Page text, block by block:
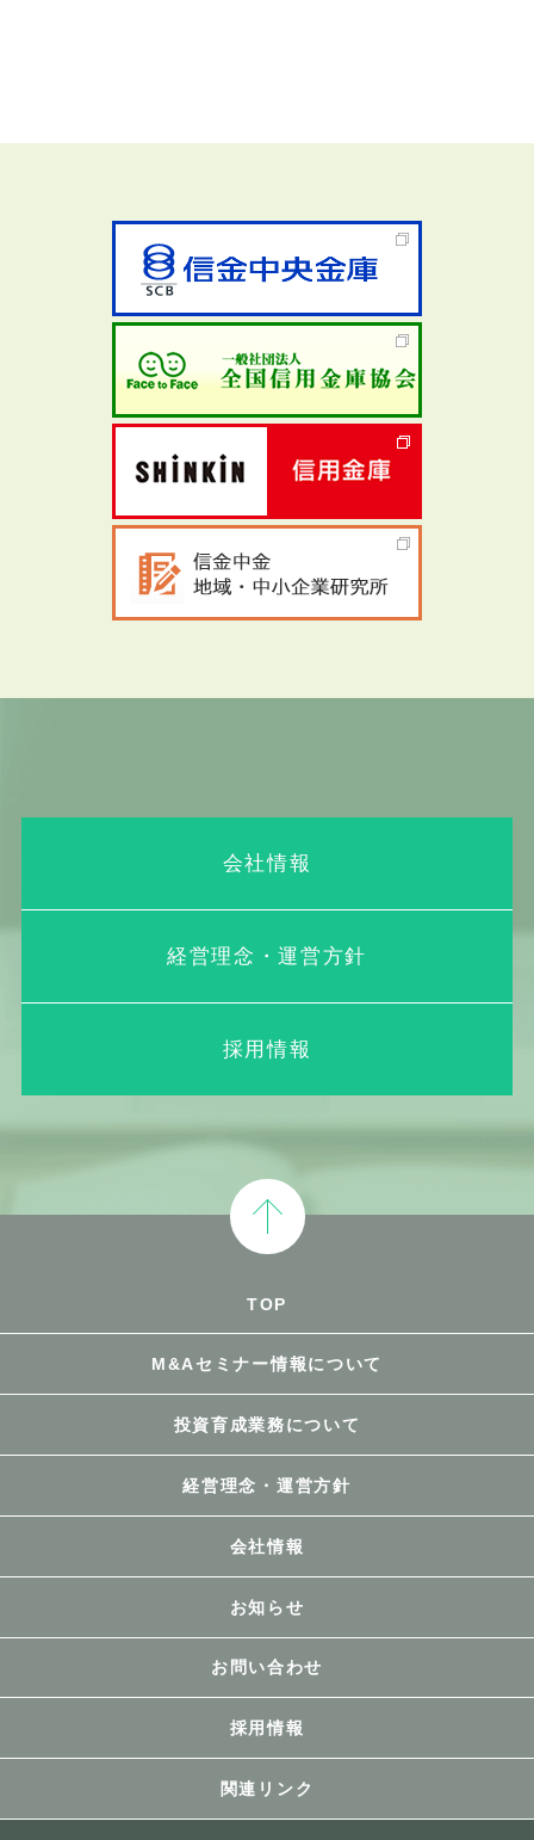
会社情報
経営理念・運営方針
採用情報
TOP
M&Aセミナー情報について
投資育成業務について
経営理念・運営方針
会社情報
お知らせ
お問い合わせ
採用情報
関連リンク